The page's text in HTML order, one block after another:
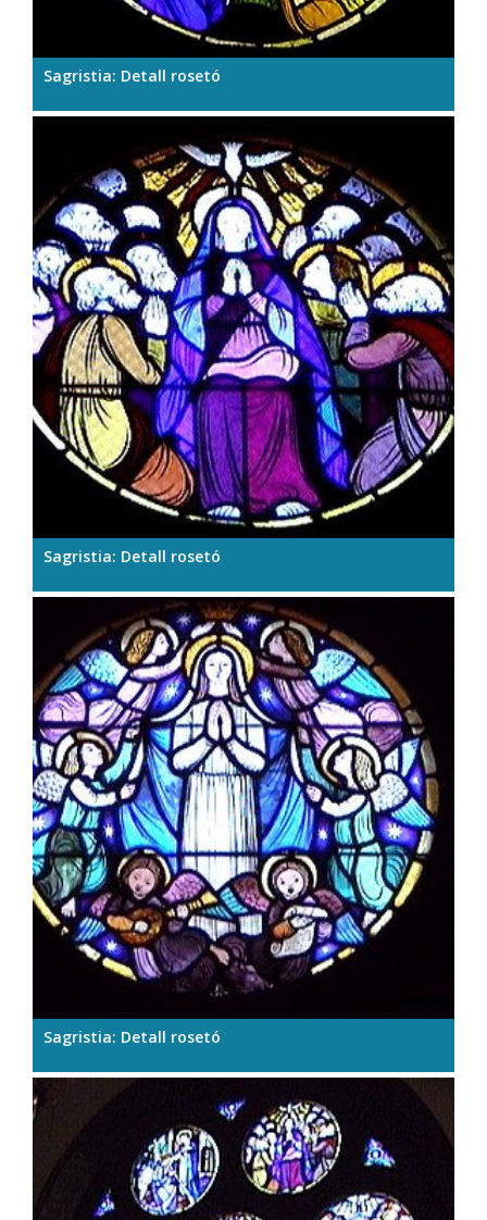
Sagristia: Detall rosetó
Sagristia: Detall rosetó
Sagristia: Detall rosetó